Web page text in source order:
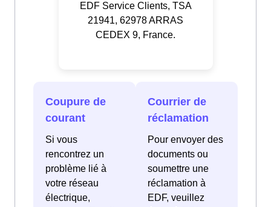
EDF Service Clients, TSA
21941, 62978 ARRAS
CEDEX 9, France.
Coupure de
courant
Si vous
rencontrez un
problème lié à
votre réseau
électrique,
Courrier de
réclamation
Pour envoyer des
documents ou
soumettre une
réclamation à
EDF, veuillez